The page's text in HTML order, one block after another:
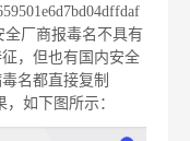
厂商报毒名不具有
，但也有国内安全
名都直接复制
，如下图所示：